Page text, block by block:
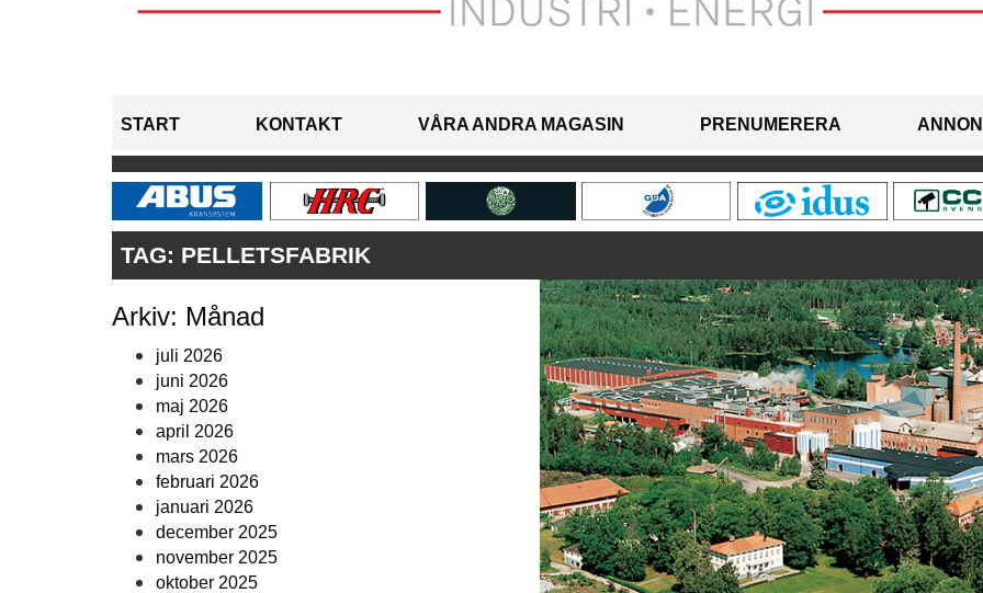
START KONTAKT VÅRA ANDRA MAGASIN PRENUMERERA
TAG: PELLETSFABRIK
Arkiv: Månad
juli 2026
juni 2026
maj 2026
april 2026
mars 2026
februari 2026
januari 2026
december 2025
november 2025
oktober 2025